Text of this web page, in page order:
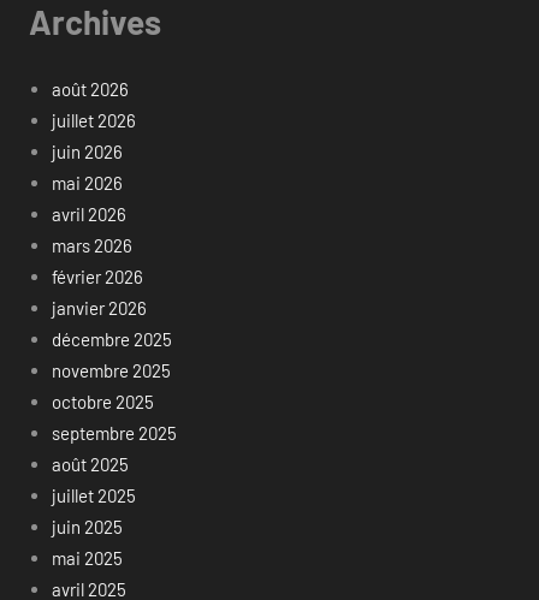
Archives
août 2026
juillet 2026
juin 2026
mai 2026
avril 2026
mars 2026
février 2026
janvier 2026
décembre 2025
novembre 2025
octobre 2025
septembre 2025
août 2025
juillet 2025
juin 2025
mai 2025
avril 2025